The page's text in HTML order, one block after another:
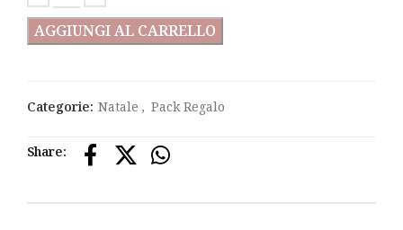
AGGIUNGI AL CARRELLO
Categorie: Natale , Pack Regalo
Share: